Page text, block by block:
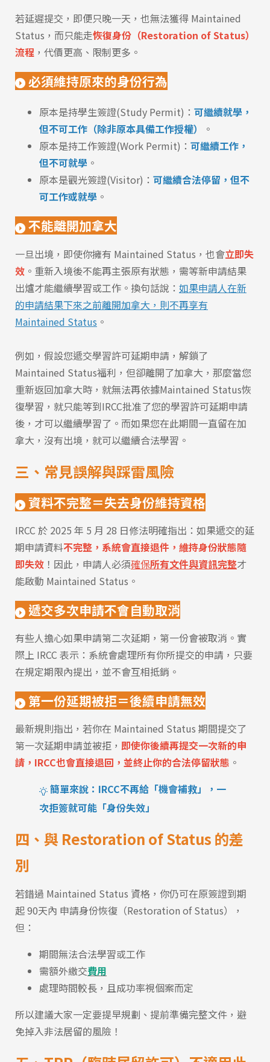
若延遲提交，即便只晚一天，也無法獲得 Maintained
Status，而只能走恢復身份（Restoration of Status）
流程 ，代價更高、限制更多。
必須維持原來的身份行為
原本是持學生簽證(Study Permit)： 可繼續就學，
但不可工作（除非原本具備工作授權）
。
原本是持工作簽證(Work Permit)： 可繼續工作，
但不可就學 。
原本是觀光簽證(Visitor)： 可繼續合法停留，但不
可工作或就學 。
不能離開加拿大
一旦出境，即使你擁有 Maintained Status，也會立即失
效 。重新入境後不能再主張原有狀態，需等新申請結果
出爐才能繼續學習或工作。換句話說： 如果申請人在新
的申請結果下來之前離開加拿大，則不再享有
Maintained Status 。
例如，假設您遞交學習許可延期申請，解鎖了
Maintained Status福利，但卻離開了加拿大，那麼當您
重新返回加拿大時，就無法再依據Maintained Status恢
復學習，就只能等到IRCC批准了您的學習許可延期申請
後，才可以繼續學習了。而如果您在此期間一直留在加
拿大，沒有出境，就可以繼續合法學習。
三、常見誤解與踩雷風險
資料不完整＝失去身份維持資格
IRCC 於 2025 年 5 月 28 日修法明確指出：如果遞交的延
期申請資料不完整 ，系統會直接退件，維持身份狀態隨
即失效 ！因此，申請人必須確保所有文件與資訊完整才
能啟動 Maintained Status。
遞交多次申請不會自動取消
有些人擔心如果申請第二次延期，第一份會被取消。實
際上 IRCC 表示：系統會處理所有你所提交的申請，只要
在規定期限內提出，並不會互相抵銷。
第一份延期被拒＝後續申請無效
最新規則指出，若你在 Maintained Status 期間提交了
第一次延期申請並被拒， 即使你後續再提交一次新的申
請，IRCC也會直接退回，並終止你的合法停留狀態 。
簡單來說：IRCC不再給「機會補救」，一
次拒簽就可能「身份失效」
四、與 Restoration of Status 的差
別
若錯過 Maintained Status 資格，你仍可在原簽證到期
起 90天內 申請身份恢復（Restoration of Status），
但：
期間無法合法學習或工作
需額外繳交費用
處理時間較長，且成功率視個案而定
所以建議大家一定要提早規劃、提前準備完整文件，避
免掉入非法居留的風險！